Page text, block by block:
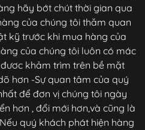
hãy bớt chút thời gian qua
của chúng tôi thăm quan
kỹ trước khi mua hàng của
của chúng tôi luôn có mác
khảm trìm trên bề mặt
hơn -Sự quan tâm của quý
để đơn vị chúng tôi ngày
hơn , đổi mới hơn,và cũng là
quý khách phát hiện hàng